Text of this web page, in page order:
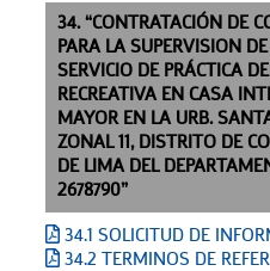
34. “CONTRATACIÓN DE
PARA LA SUPERVISION
SERVICIO DE PRÁCTICA
RECREATIVA EN CASA
MAYOR EN LA URB.
ZONAL 11, DISTRITO DE
DE LIMA DEL
2678790”
34.1 SOLICITUD DE
34.2 TERMINOS DE